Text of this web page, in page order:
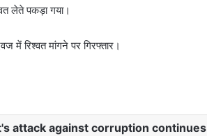
लेते पकड़ा गया।
में रिश्वत मांगने पर गिरफ्तार।
attack against corruption continues